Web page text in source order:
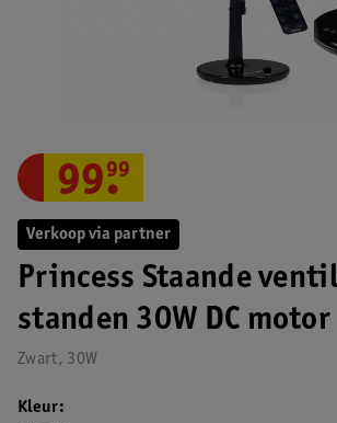
Verkoop via partner
Princess Staande
standen 30W DC motor
Zwart, 30W
99.
99
Kleur